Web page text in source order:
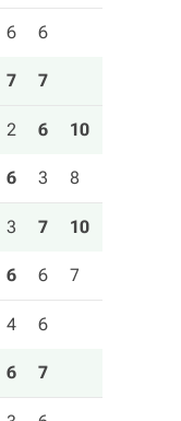
6 6
7 7
2 6 10
6 3 8
3 7 10
6 6 7
4 6
6 7